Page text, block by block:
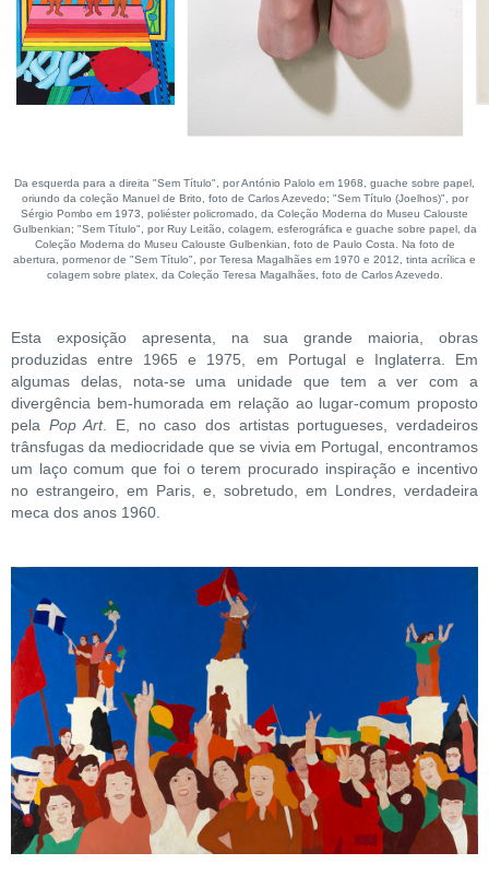
Da esquerda para a direita "Sem Título", por António Palolo em 1968, guache sobre papel,
oriundo da coleção Manuel de Brito, foto de Carlos Azevedo; "Sem Título (Joelhos)", por
Sérgio Pombo em 1973, poliéster policromado, da Coleção Moderna do Museu Calouste
Gulbenkian; "Sem Título", por Ruy Leitão, colagem, esferográfica e guache sobre papel, da
Coleção Moderna do Museu Calouste Gulbenkian, foto de Paulo Costa. Na foto de
abertura, pormenor de "Sem Título", por Teresa Magalhães em 1970 e 2012, tinta acrílica e
colagem sobre platex, da Coleção Teresa Magalhães, foto de Carlos Azevedo.
Esta exposição apresenta, na sua grande maioria, obras
produzidas entre 1965 e 1975, em Portugal e Inglaterra. Em
algumas delas, nota-se uma unidade que tem a ver com a
divergência bem-humorada em relação ao lugar-comum proposto
pela Pop Art. E, no caso dos artistas portugueses, verdadeiros
trânsfugas da mediocridade que se vivia em Portugal, encontramos
um laço comum que foi o terem procurado inspiração e incentivo
no estrangeiro, em Paris, e, sobretudo, em Londres, verdadeira
meca dos anos 1960.